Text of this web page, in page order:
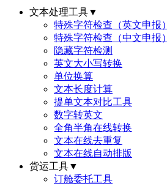
文本处理工具▼
特殊字符检查（英文申报）
特殊字符检查（中文申报）
隐藏字符检测
英文大小写转换
单位换算
文本长度计算
提单文本对比工具
数字转英文
全角半角在线转换
文本在线去重复
文本在线自动排版
货运工具▼
订舱委托工具